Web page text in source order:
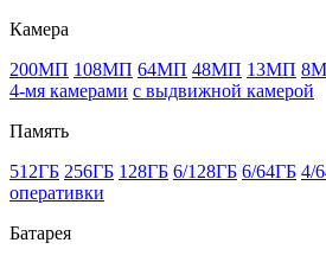
Камера
200МП 108МП 64МП 48МП 13МП
4-мя камерами с выдвижной камерой
Память
512ГБ 256ГБ 128ГБ 6/128ГБ 6/64ГБ 4/
оперативки
Батарея